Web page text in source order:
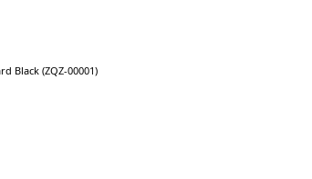
Black (ZQZ-00001)